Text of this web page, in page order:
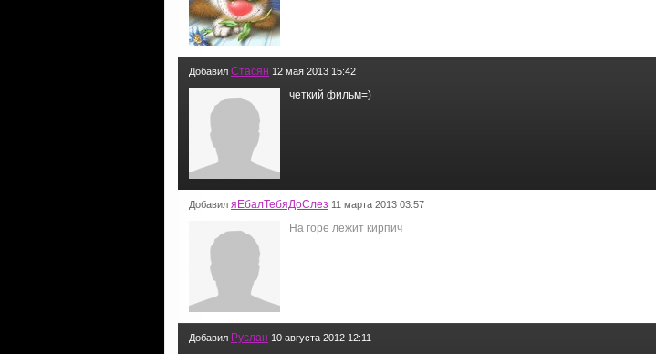
Добавил Стасян 12 мая 2013 15:42
четкий фильм=)
Добавил яЕбалТебяДоСлез 11 марта 2013 03:57
На горе лежит кирпич
Добавил Руслан 10 августа 2012 12:11